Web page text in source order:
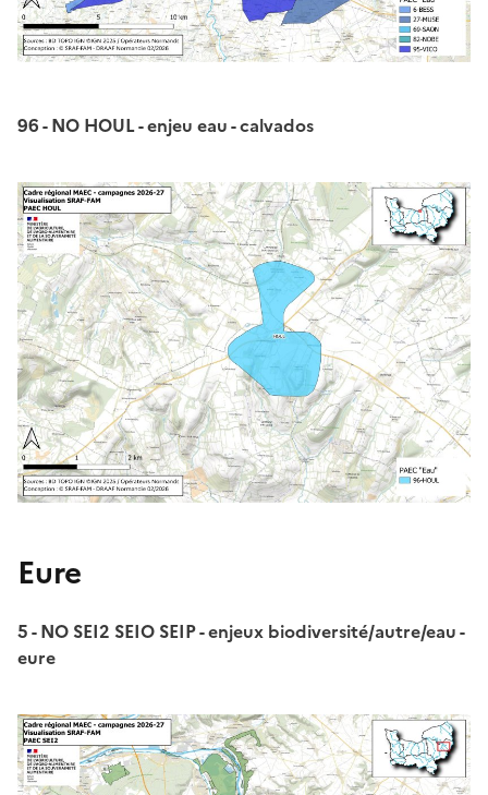
96 - NO HOUL - enjeu eau - calvados
Eure
5 - NO SEI2 SEIO SEIP - enjeux biodiversité/autre/eau -
eure